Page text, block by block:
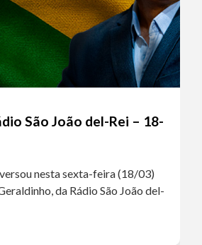
São João del-Rei – 18-
nesta sexta-feira (18/03)
da Rádio São João del-